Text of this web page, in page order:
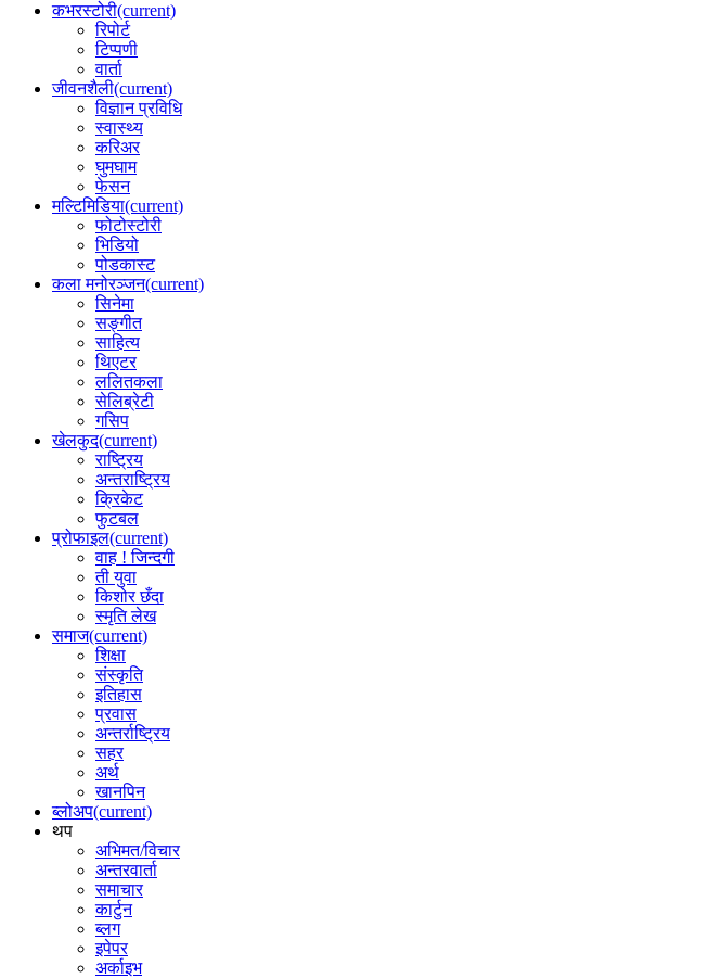
कभरस्टोरी(current)
रिपोर्ट
टिप्पणी
वार्ता
जीवनशैली(current)
विज्ञान प्रविधि
स्वास्थ्य
करिअर
घुमघाम
फेसन
मल्टिमिडिया(current)
फोटोस्टोरी
भिडियो
पोडकास्ट
कला मनोरञ्जन(current)
सिनेमा
सङ्गीत
साहित्य
थिएटर
ललितकला
सेलिब्रेटी
गसिप
खेलकुद(current)
राष्ट्रिय
अन्तराष्ट्रिय
क्रिकेट
फुटबल
प्रोफाइल(current)
वाह ! जिन्दगी
ती युवा
किशोर छँदा
स्मृति लेख
समाज(current)
शिक्षा
संस्कृति
इतिहास
प्रवास
अन्तर्राष्ट्रिय
सहर
अर्थ
खानपिन
ब्लोअप(current)
थप
अभिमत/विचार
अन्तरवार्ता
समाचार
कार्टुन
ब्लग
इपेपर
अर्काइभ